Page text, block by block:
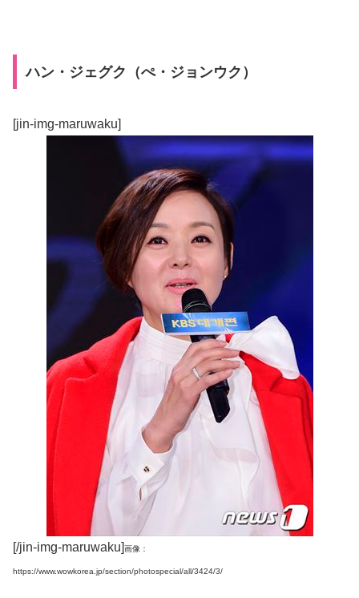
ハン・ジェグク（ぺ・ジョンウク）
[jin-img-maruwaku]
[/jin-img-maruwaku]画像：
https://www.wowkorea.jp/section/photospecial/all/3424/3/